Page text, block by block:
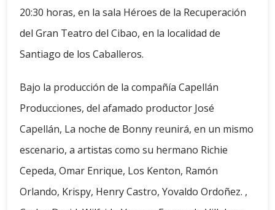
20:30 horas, en la sala Héroes de la Recuperación
del Gran Teatro del Cibao, en la localidad de
Santiago de los Caballeros.
Bajo la producción de la compañía Capellán
Producciones, del afamado productor José
Capellán, La noche de Bonny reunirá, en un mismo
escenario, a artistas como su hermano Richie
Cepeda, Omar Enrique, Los Kenton, Ramón
Orlando, Krispy, Henry Castro, Yovaldo Ordoñez. ,